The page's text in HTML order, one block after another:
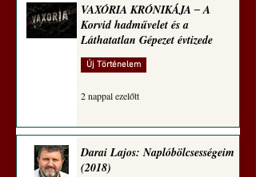
VAXÓRIA KRÓNIKÁJA ‒ A
Korvid hadművelet és a
Láthatatlan Gépezet évtizede
Új Történelem
2 nappal ezelőtt
Darai Lajos: Naplóbölcsességeim
(2018)